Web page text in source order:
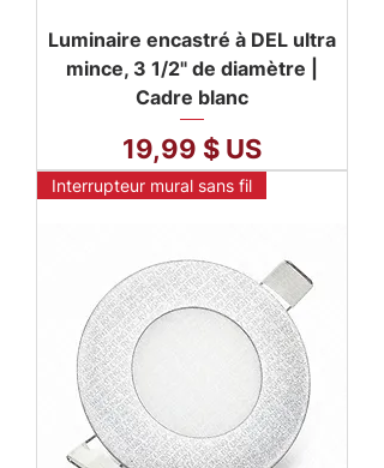
Luminaire encastré à DEL ultra
mince, 3 1/2" de diamètre |
Cadre blanc
Prix
19,99 $ US
Interrupteur mural sans fil